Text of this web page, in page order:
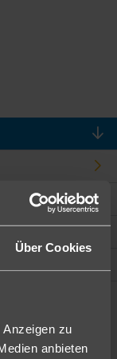
Über Cookies
zu
anbieten